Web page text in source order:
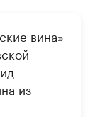
вина»
из